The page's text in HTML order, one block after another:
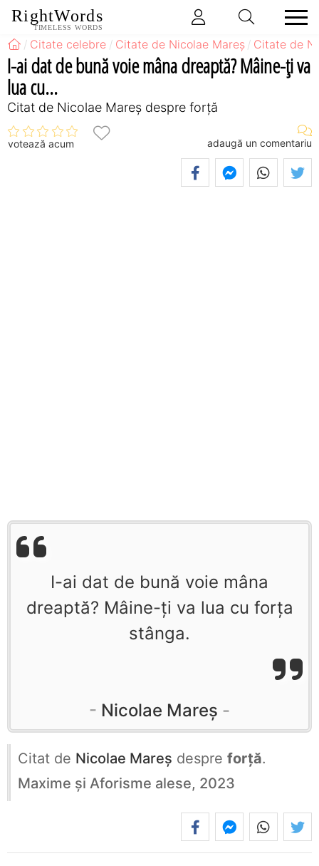
RightWords
TIMELESS WORDS
Citate celebre Citate de Nicolae Mareș Citate de
I-ai dat de bună voie mâna dreaptă? Mâine-ți va
lua cu...
Citat de Nicolae Mareș despre forță
votează acum adaugă un comentariu
I-ai dat de bună voie mâna
dreaptă? Mâine-ți va lua cu forţa
stânga.
Nicolae Mareș
Citat de Nicolae Mareș despre forță.
Maxime și Aforisme alese, 2023